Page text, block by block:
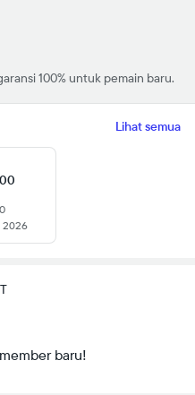
100% untuk pemain baru.
Lihat semua
2026
baru!